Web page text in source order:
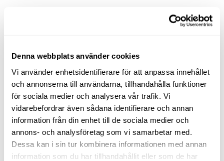
Denna webbplats använder cookies
Vi använder enhetsidentifierare för att anpassa innehållet
och annonserna till användarna, tillhandahålla funktioner
för sociala medier och analysera vår trafik. Vi
vidarebefordrar även sådana identifierare och annan
information från din enhet till de sociala medier och
annons- och analysföretag som vi samarbetar med.
Dessa kan i sin tur kombinera informationen med annan
information som du har tillhandahållit eller som de har